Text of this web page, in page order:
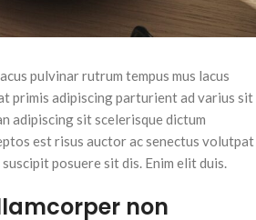
pulvinar rutrum tempus mus lacus
primis adipiscing parturient ad varius sit
adipiscing sit scelerisque dictum
est risus auctor ac senectus volutpat
posuere sit dis. Enim elit duis.
non